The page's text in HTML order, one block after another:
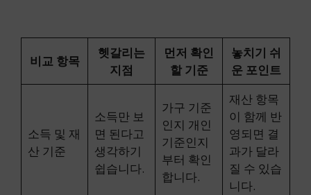
비교 항목
헷갈리는
지점
먼저 확인
할 기준
놓치기 쉬
운 포인트
소득 및 재
산 기준
소득만 보
면 된다고
생각하기
쉽습니다.
가구 기준
인지 개인
기준인지
부터 확인
합니다.
재산 항목
이 함께 반
영되면 결
과가 달라
질 수 있습
니다.